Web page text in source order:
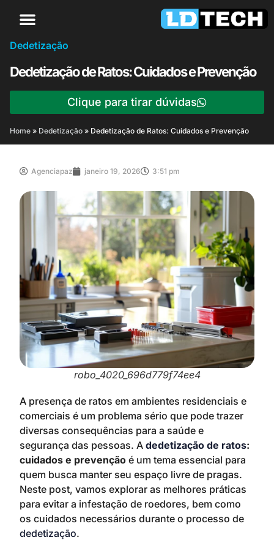
Dedetização
Dedetização de Ratos: Cuidados e Prevenção
Clique para tirar dúvidas
Home » Dedetização » Dedetização de Ratos: Cuidados e Prevenção
Agenciapaz janeiro 19, 2026 3:51 pm
robo_4020_696d779f74ee4
A presença de ratos em ambientes residenciais e
comerciais é um problema sério que pode trazer
diversas consequências para a saúde e
segurança das pessoas. A dedetização de ratos:
cuidados e prevenção é um tema essencial para
quem busca manter seu espaço livre de pragas.
Neste post, vamos explorar as melhores práticas
para evitar a infestação de roedores, bem como
os cuidados necessários durante o processo de
dedetização.